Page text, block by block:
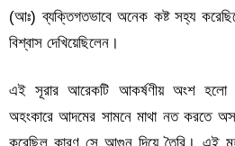
(আঃ) ব্যক্তিগতভাবে অনেক কষ্ট সহ্য
বিশ্বাস দেখিয়েছিলেন।
এই সূরার আরেকটি আকর্ষণীয় অংশ হলো
অহংকারে আদমের সামনে মাথা নত করতে